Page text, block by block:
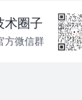
术圈子
方微信群